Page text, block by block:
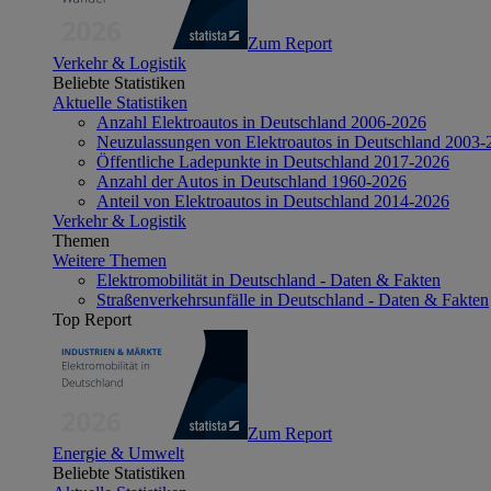
Zum Report
Verkehr & Logistik
Beliebte Statistiken
Aktuelle Statistiken
Anzahl Elektroautos in Deutschland 2006-2026
Neuzulassungen von Elektroautos in Deutschland 2003-
Öffentliche Ladepunkte in Deutschland 2017-2026
Anzahl der Autos in Deutschland 1960-2026
Anteil von Elektroautos in Deutschland 2014-2026
Verkehr & Logistik
Themen
Weitere Themen
Elektromobilität in Deutschland - Daten & Fakten
Straßenverkehrsunfälle in Deutschland - Daten & Fakten
Top Report
Zum Report
Energie & Umwelt
Beliebte Statistiken